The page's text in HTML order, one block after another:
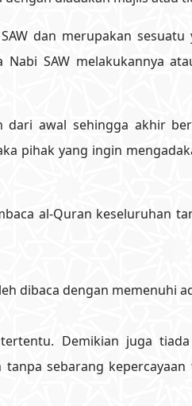
dan merupakan sesuatu
SAW melakukannya
dari awal sehingga akhir
pihak yang ingin
al-Quran keseluruhan
dibaca dengan memenuhi
Demikian juga
sebarang